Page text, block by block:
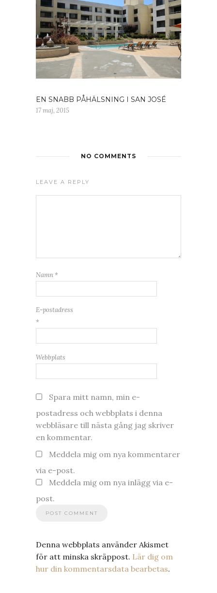
EN SNABB PÅHÄLSNING I SAN JOSÉ
17 maj, 2015
NO COMMENTS
LEAVE A REPLY
Namn *
E-postadress
*
Webbplats
Spara mitt namn, min e-
postadress och webbplats i denna
webbläsare till nästa gång jag skriver
en kommentar.
Meddela mig om nya kommentarer
via e-post.
Meddela mig om nya inlägg via e-
post.
Denna webbplats använder Akismet
för att minska skräppost. Lär dig om
hur din kommentarsdata bearbetas.